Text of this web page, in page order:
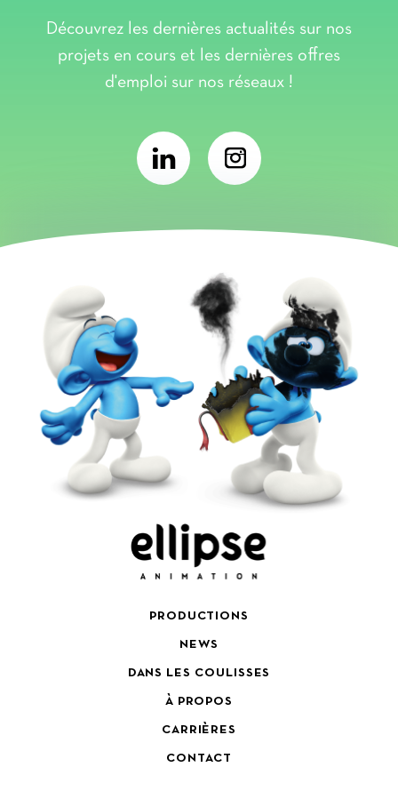
Découvrez les dernières actualités sur nos
projets en cours et les dernières offres
d'emploi sur nos réseaux !
PRODUCTIONS
NEWS
DANS LES COULISSES
À PROPOS
CARRIÈRES
CONTACT